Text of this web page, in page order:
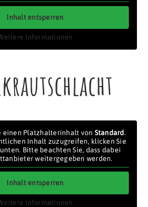
Inhalt entsperren
Informationen
einen Platzhalterinhalt von Standard.
Inhalt zuzugreifen, klicken Sie
Bitte beachten Sie, dass dabei
weitergegeben werden.
Inhalt entsperren
Informationen